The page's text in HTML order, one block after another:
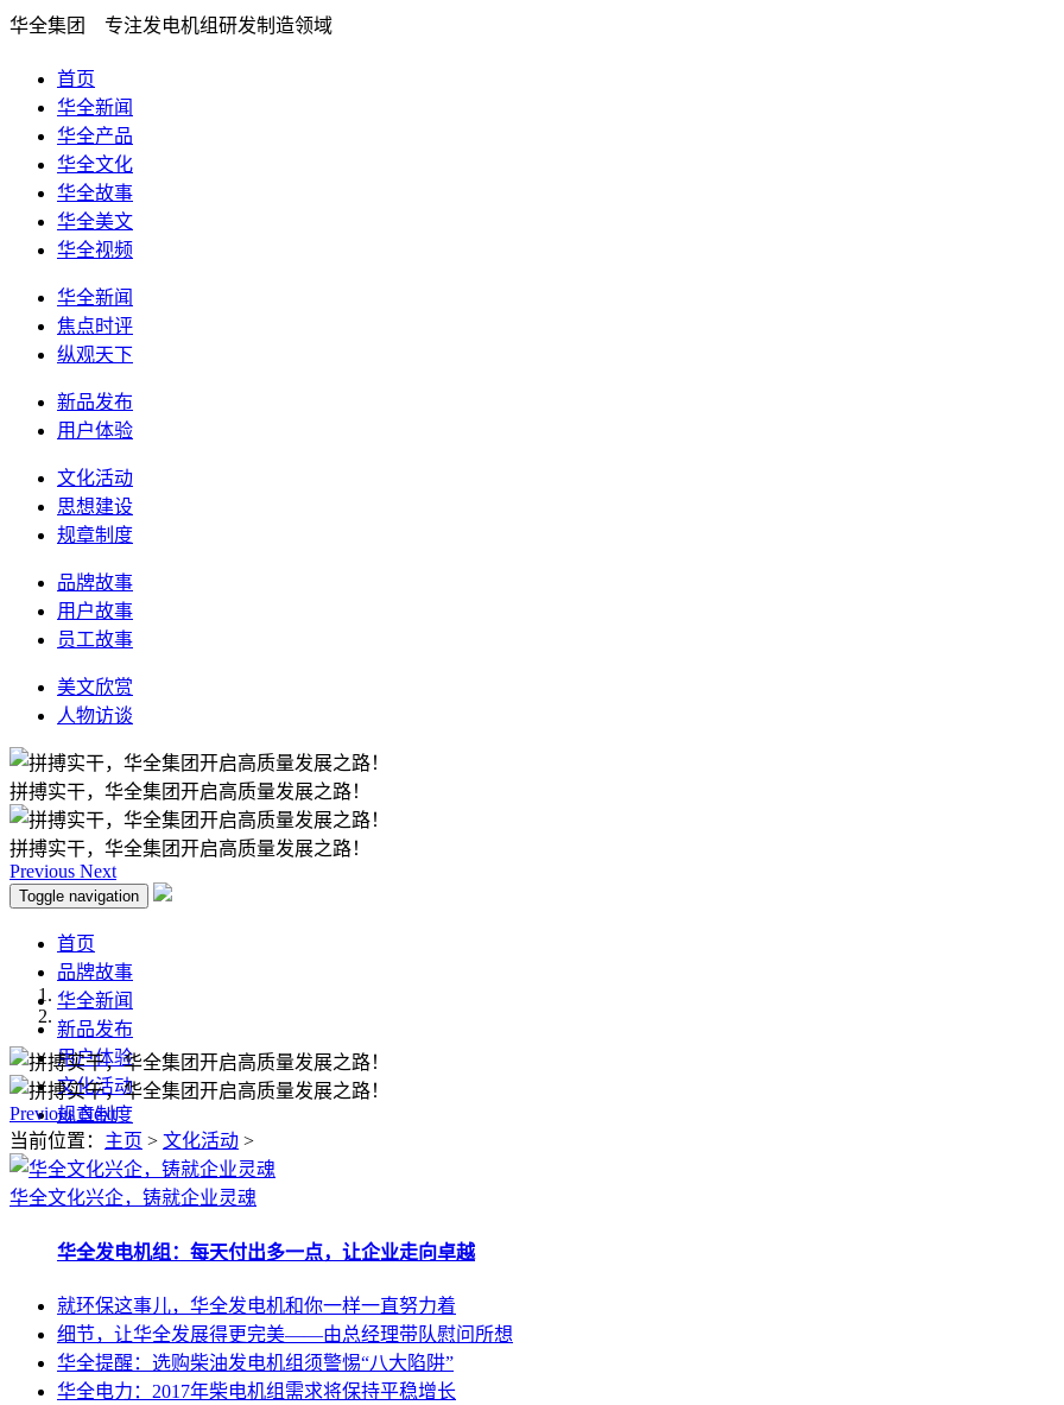
华全集团 专注发电机组研发制造领域
首页
华全新闻
华全产品
华全文化
华全故事
华全美文
华全视频
华全新闻
焦点时评
纵观天下
新品发布
用户体验
文化活动
思想建设
规章制度
品牌故事
用户故事
员工故事
美文欣赏
人物访谈
拼搏实干，华全集团开启高质量发展之路！
拼搏实干，华全集团开启高质量发展之路！
Previous Next
Toggle navigation
首页
品牌故事
华全新闻
新品发布
用户体验
文化活动
规章制度
Previous Next
当前位置： 主页 > 文化活动 >
华全文化兴企，铸就企业灵魂
华全发电机组：每天付出多一点，让企业走向卓越
就环保这事儿，华全发电机和你一样一直努力着
细节，让华全发展得更完美——由总经理带队慰问所想
华全提醒：选购柴油发电机组须警惕“八大陷阱”
华全电力：2017年柴电机组需求将保持平稳增长